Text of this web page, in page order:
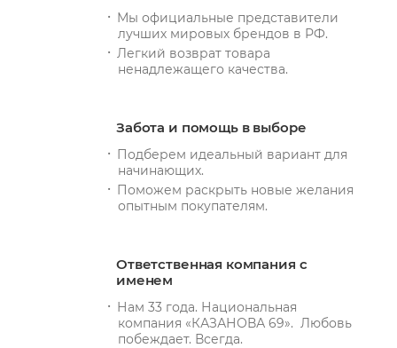
Мы официальные представители
лучших мировых брендов в РФ.
Легкий возврат товара
ненадлежащего качества.
Забота и помощь в выборе
Подберем идеальный вариант для
начинающих.
Поможем раскрыть новые желания
опытным покупателям.
Ответственная компания с
именем
Нам 33 года. Национальная
компания «КАЗАНОВА 69». Любовь
побеждает. Всегда.